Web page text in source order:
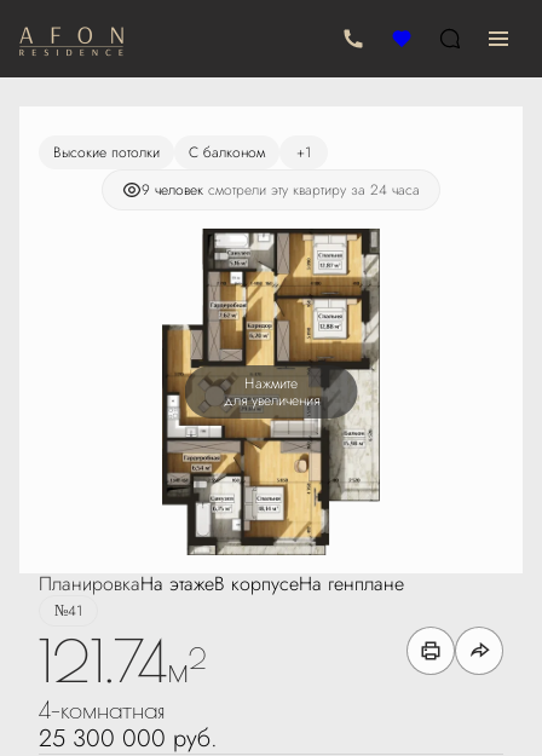
4-комнатная 25 300 000 руб.
Высокие потолки С балконом
+1
9 человек смотрели эту квартиру за 24 часа
Нажмите
для увеличения
ПланировкаНа этажеВ корпусеНа генплане
№41
121.74м2
4-комнатная
25 300 000 руб.